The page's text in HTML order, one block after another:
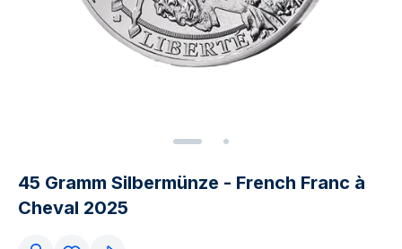
45 Gramm Silbermünze - French Franc à
Cheval 2025